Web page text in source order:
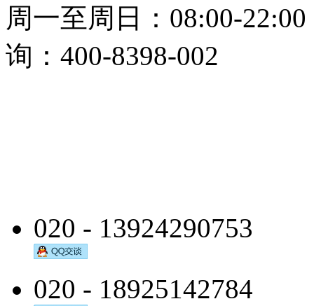
周一至周日：08:00-
询：400-8398-002
020 - 13924290753
020 - 18925142784